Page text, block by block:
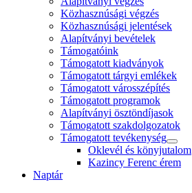
Közhasznúsági végzés
Közhasznúsági jelentések
Alapítványi bevételek
Támogatóink
Támogatott kiadványok
Támogatott tárgyi emlékek
Támogatott városszépítés
Támogatott programok
Alapítványi ösztöndíjasok
Támogatott szakdolgozatok
Támogatott tevékenység
Oklevél és könyjutalom
Kazincy Ferenc érem
Naptár